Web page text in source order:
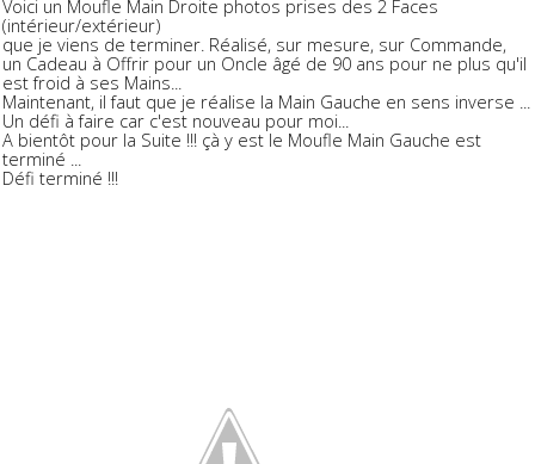
Voici un Moufle Main Droite photos prises des 2 Faces
(intérieur/extérieur)
que je viens de terminer. Réalisé, sur mesure, sur Commande,
un Cadeau à Offrir pour un Oncle âgé de 90 ans pour ne plus qu'il
est froid à ses Mains...
Maintenant, il faut que je réalise la Main Gauche en sens inverse ...
Un défi à faire car c'est nouveau pour moi...
A bientôt pour la Suite !!! çà y est le Moufle Main Gauche est
terminé ...
Défi terminé !!!